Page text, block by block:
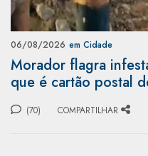
06/08/2026 em Cidade
Morador flagra
que é cartão postal
(70) COMPARTILHAR